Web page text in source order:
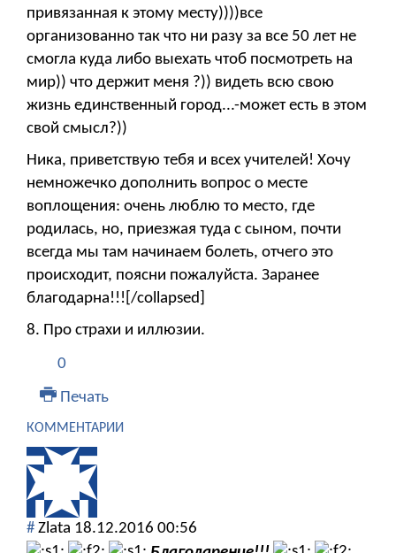
привязанная к этому месту))))все
организованно так что ни разу за все 50 лет не
смогла куда либо выехать чтоб посмотреть на
мир)) что держит меня ?)) видеть всю свою
жизнь единственный город...-может есть в этом
свой смысл?))
Ника, приветствую тебя и всех учителей! Хочу
немножечко дополнить вопрос о месте
воплощения: очень люблю то место, где
родилась, но, приезжая туда с сыном, почти
всегда мы там начинаем болеть, отчего это
происходит, поясни пожалуйста. Заранее
благодарна!!![/collapsed]
8. Про страхи и иллюзии.
0
Печать
КОММЕНТАРИИ
# Zlata 18.12.2016 00:56